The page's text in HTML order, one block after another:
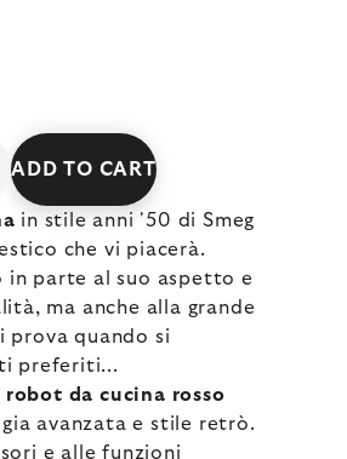
ADD TO CART
in stile anni '50 di Smeg
che vi piacerà.
in parte al suo aspetto e
ma anche alla grande
prova quando si
preferiti...
robot da cucina rosso
avanzata e stile retrò.
e alle funzioni